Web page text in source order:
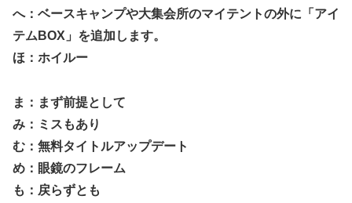
へ：ベースキャンプや大集会所のマイテントの外に「アイ
テムBOX」を追加します。
ほ：ホイルー
ま：まず前提として
み：ミスもあり
む：無料タイトルアップデート
め：眼鏡のフレーム
も：戻らずとも